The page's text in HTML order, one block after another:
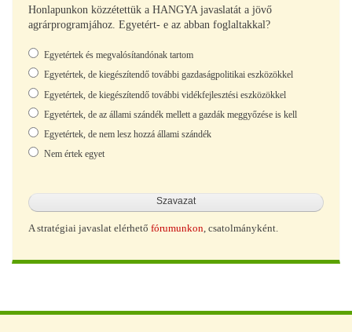
Honlapunkon közzétettük a HANGYA javaslatát a jövő
agrárprogramjához. Egyetért- e az abban foglaltakkal?
Választások
Egyetértek és megvalósítandónak tartom
Egyetértek, de kiegészítendő további gazdaságpolitikai eszközökkel
Egyetértek, de kiegészítendő további vidékfejlesztési eszközökkel
Egyetértek, de az állami szándék mellett a gazdák meggyőzése is kell
Egyetértek, de nem lesz hozzá állami szándék
Nem értek egyet
A stratégiai javaslat elérhető fórumunkon, csatolmányként.